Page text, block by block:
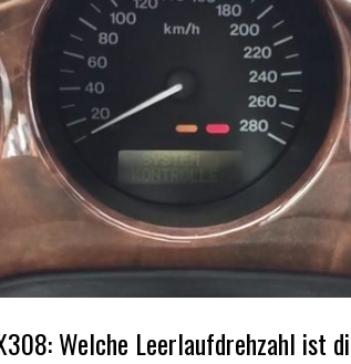
Welche Leerlaufdrehzahl ist